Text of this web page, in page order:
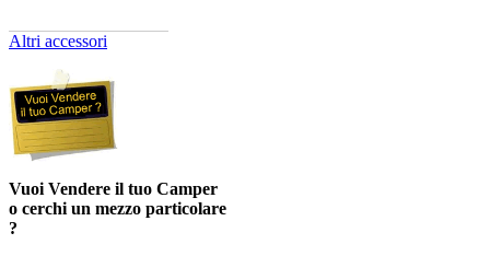
Altri accessori
Vuoi Vendere il tuo Camper
o cerchi un mezzo particolare
?